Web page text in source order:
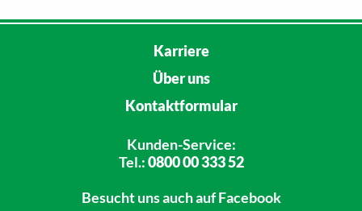
Karriere
Über uns
Kontaktformular
Kunden-Service:
Tel.:0800 00 333 52
Besucht unsauch auf Facebook